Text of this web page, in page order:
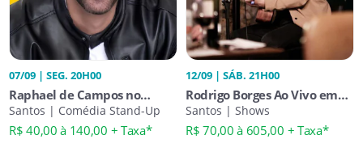
07/09 | SEG. 20H00
Raphael de Campos no
Rusbé em Santos
Santos | Comédia Stand-Up
R$ 40,00 à 140,00 + Taxa*
12/09 | SÁB. 21H00
Rodrigo Borges Ao Vivo em
Santos | Show Imperdível
Santos | Shows
R$ 70,00 à 605,00 + Taxa*